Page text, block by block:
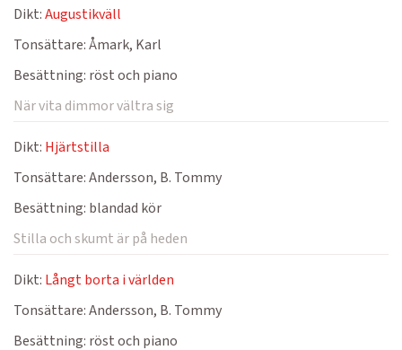
Dikt:Augustikväll
Tonsättare:Åmark, Karl
Besättning: röst och piano
När vita dimmor vältra sig
Dikt: Hjärtstilla
Tonsättare:Andersson, B. Tommy
Besättning: blandad kör
Stilla och skumt är på heden
Dikt: Långt borta i världen
Tonsättare:Andersson, B. Tommy
Besättning: röst och piano